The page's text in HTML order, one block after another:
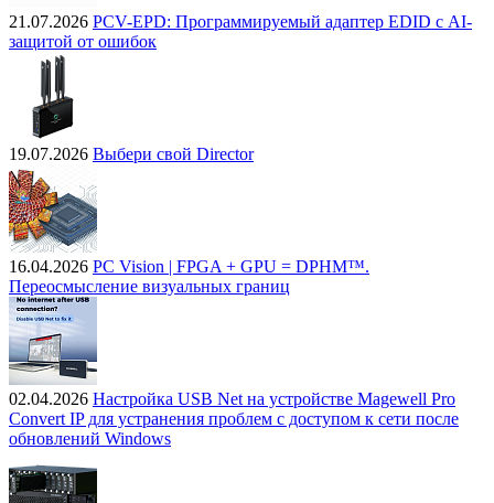
21.07.2026 PCV-EPD: Программируемый адаптер EDID с AI-
защитой от ошибок
19.07.2026 Выбери свой Director
16.04.2026 PC Vision | FPGA + GPU = DPHM™.
Переосмысление визуальных границ
02.04.2026 Настройка USB Net на устройстве Magewell Pro
Convert IP для устранения проблем с доступом к сети после
обновлений Windows